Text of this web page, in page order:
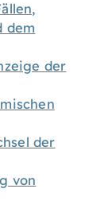
dem
der
der
von